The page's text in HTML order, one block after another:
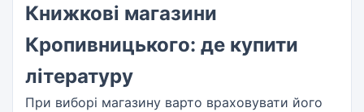
Книжкові магазини
Кропивницького: де купити
літературу
При виборі магазину варто враховувати його